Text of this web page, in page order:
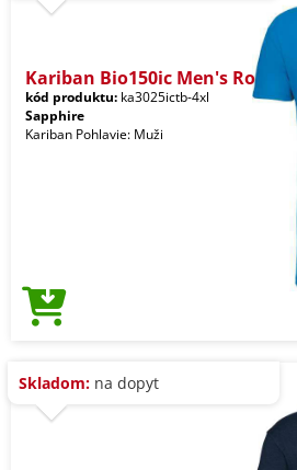
Kariban Bio150ic Men's Ro
kód produktu: ka3025ictb-4xl
Sapphire
Kariban Pohlavie: Muži
Skladom: na dopyt